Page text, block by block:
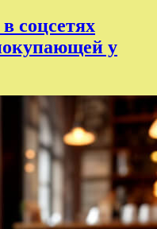
соцсетях
у